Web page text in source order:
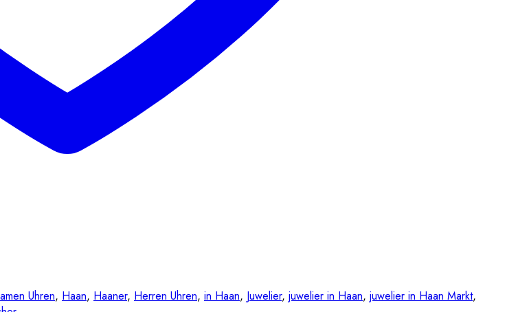
Uhren, Haan, Haaner, Herren Uhren, in Haan, Juwelier, juwelier in Haan, juwelier in Haan Markt,